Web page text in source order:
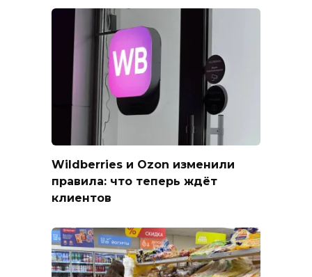
Wildberries и Ozon изменили
правила: что теперь ждёт
клиентов